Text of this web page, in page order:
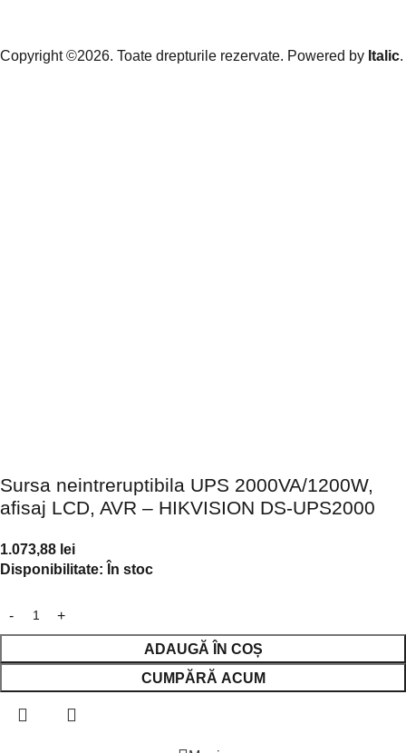
Copyright ©2026. Toate drepturile rezervate. Powered by Italic
Sursa neintreruptibila UPS 2000VA/1200W,
afisaj LCD, AVR – HIKVISION DS-UPS2000
1.073,88 lei
Disponibilitate: În stoc
ADAUGĂ ÎN COȘ
CUMPĂRĂ ACUM